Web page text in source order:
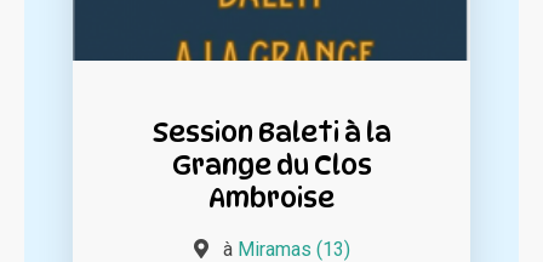
Session Baleti à la
Grange du Clos
Ambroise
à Miramas (13)